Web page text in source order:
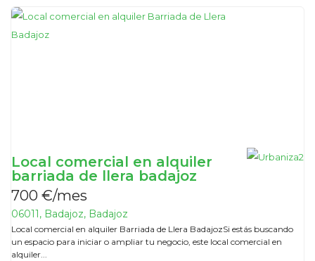
Local comercial en alquiler
barriada de llera badajoz
700 €/mes
06011, Badajoz, Badajoz
Local comercial en alquiler Barriada de Llera BadajozSi estás buscando
un espacio para iniciar o ampliar tu negocio, este local comercial en
alquiler...